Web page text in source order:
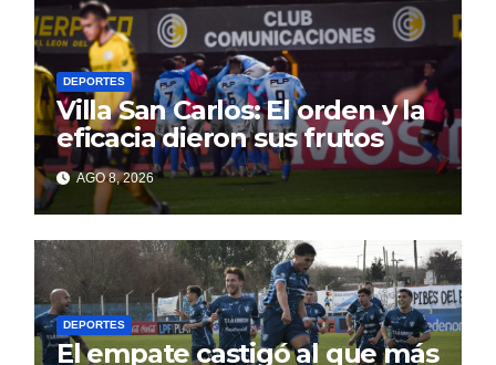
DEPORTES
Villa San Carlos: El orden y la
eficacia dieron sus frutos
AGO 8, 2026
DEPORTES
El empate castigó al que más